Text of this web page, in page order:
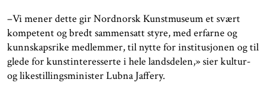
–Vi mener dette gir Nordnorsk Kunstmuseum et svært
kompetent og bredt sammensatt styre, med erfarne og
kunnskapsrike medlemmer, til nytte for institusjonen og til
glede for kunstinteresserte i hele landsdelen,» sier kultur-
og likestillingsminister Lubna Jaffery.